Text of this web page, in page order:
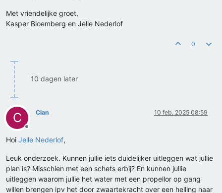
Met vriendelijke groet,
Kasper Bloemberg en Jelle Nederlof
0
10 dagen later
C
Offline
Cian 10 feb. 2025 08:59
Hoi Jelle Nederlof,
Leuk onderzoek. Kunnen jullie iets duidelijker uitleggen wat jullie
plan is? Misschien met een schets erbij? En kunnen jullie
uitleggen waarom jullie het water met een propellor op gang
willen brengen ipv het door zwaartekracht over een helling naar